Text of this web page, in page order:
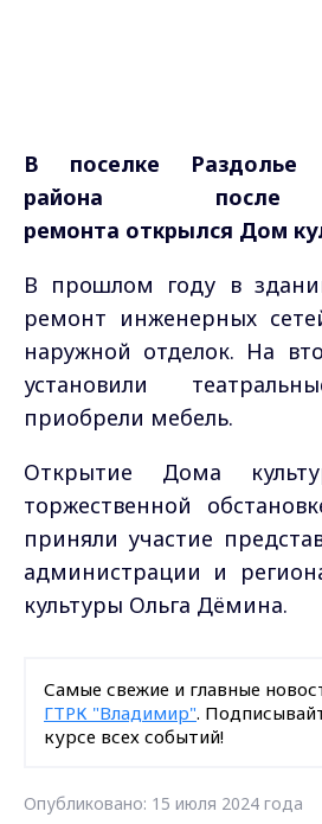
В поселке Раздолье
района после
ремонта открылся Дом
В прошлом году в
ремонт инженерных
наружной отделок. На
установили
приобрели мебель.
Открытие Дома
торжественной
приняли участие
администрации и
культуры Ольга Дёмина.
Самые свежие и главные
ГТРК "Владимир".
курсе всех событий!
Опубликовано: 15 июля 2024 года